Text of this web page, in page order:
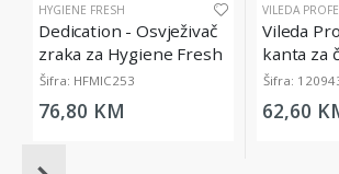
HYGIENE FRESH
Dedication - Osvježivač
zraka za Hygiene Fresh
Micro Diffuser, 200 ml
Šifra: HFMIC253
76,80 KM
VILEDA
Vileda
kanta za
Šifra:
62,60